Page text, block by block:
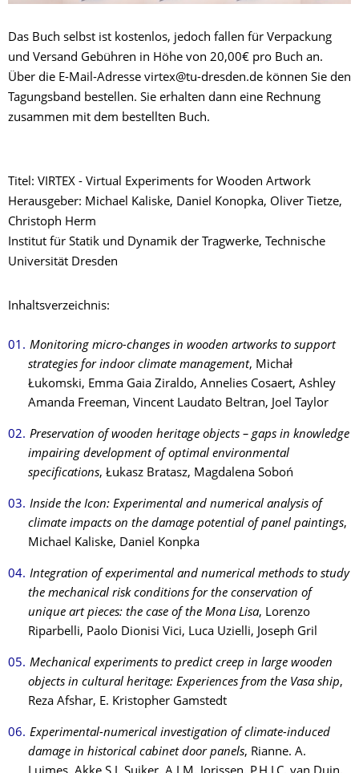
Das Buch selbst ist kostenlos, jedoch fallen für Verpackung
und Versand Gebühren in Höhe von 20,00€ pro Buch an.
Über die E-Mail-Adresse virtex@tu-dresden.de können Sie den
Tagungsband bestellen. Sie erhalten dann eine Rechnung
zusammen mit dem bestellten Buch.
Titel: VIRTEX - Virtual Experiments for Wooden Artwork
Herausgeber: Michael Kaliske, Daniel Konopka, Oliver Tietze,
Christoph Herm
Institut für Statik und Dynamik der Tragwerke, Technische
Universität Dresden
Inhaltsverzeichnis:
Monitoring micro-changes in wooden artworks to support
strategies for indoor climate management, Michał
Łukomski, Emma Gaia Ziraldo, Annelies Cosaert, Ashley
Amanda Freeman, Vincent Laudato Beltran, Joel Taylor
Preservation of wooden heritage objects – gaps in knowledge
impairing development of optimal environmental
specifications, Łukasz Bratasz, Magdalena Soboń
Inside the Icon: Experimental and numerical analysis of
climate impacts on the damage potential of panel paintings,
Michael Kaliske, Daniel Konpka
Integration of experimental and numerical methods to study
the mechanical risk conditions for the conservation of
unique art pieces: the case of the Mona Lisa, Lorenzo
Riparbelli, Paolo Dionisi Vici, Luca Uzielli, Joseph Gril
Mechanical experiments to predict creep in large wooden
objects in cultural heritage: Experiences from the Vasa ship,
Reza Afshar, E. Kristopher Gamstedt
Experimental-numerical investigation of climate-induced
damage in historical cabinet door panels, Rianne. A.